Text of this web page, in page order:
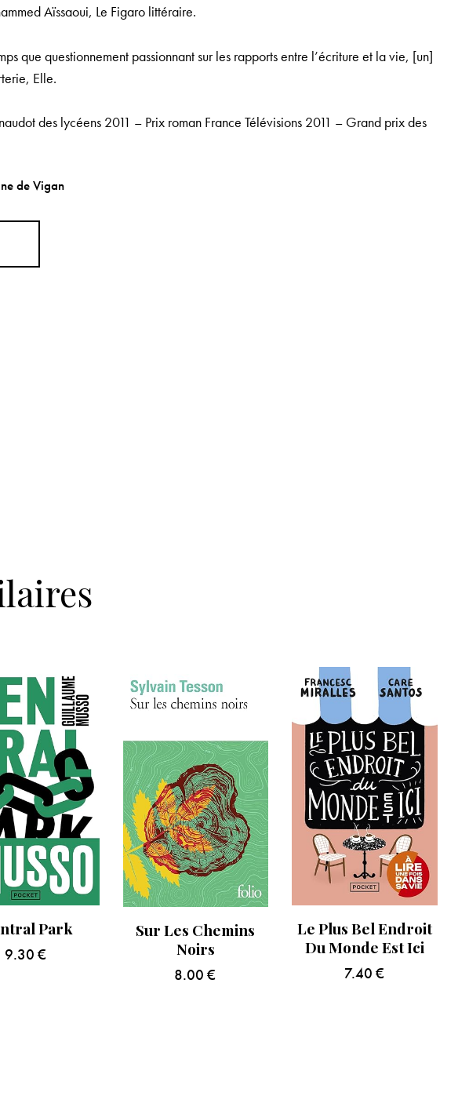
Aïssaoui, Le Figaro littéraire.
que questionnement passionnant sur les rapports entre l’écriture et la vie, [un]
Elle.
des lycéens 2011 – Prix roman France Télévisions 2011 – Grand prix des
de Vigan
Park
9.30€
Sur Les Chemins
Noirs
8.00 €
Le Plus Bel Endroit
Du Monde Est Ici
7.40 €